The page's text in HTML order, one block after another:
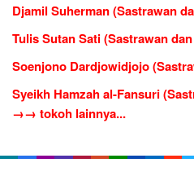
Djamil Suherman (Sastrawan
Tulis Sutan Sati (Sastrawan
Soenjono Dardjowidjojo
Syeikh Hamzah al-Fansuri
→→ tokoh lainnya...